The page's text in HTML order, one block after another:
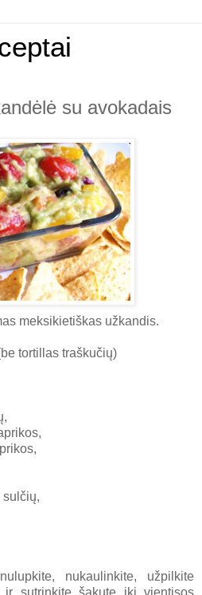
su avokadais
meksikietiškas užkandis.
tortillas traškučių)
sulčių,
nukaulinkite, užpilkite
sutrinkite šakute iki vientisos